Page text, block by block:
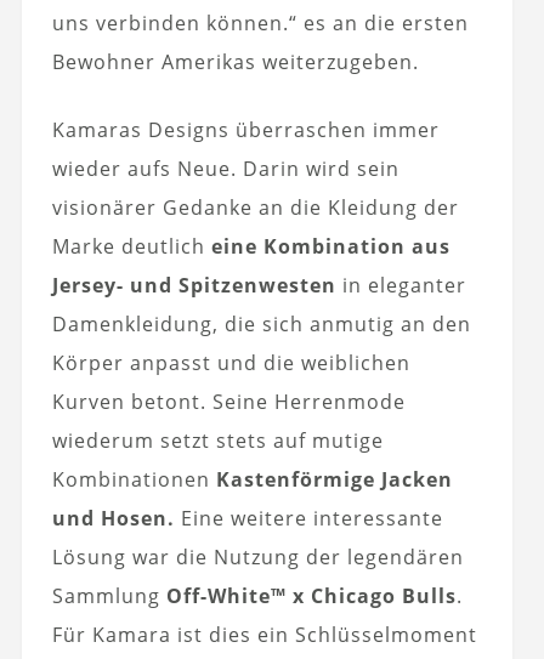
uns verbinden können.“ es an die ersten
Bewohner Amerikas weiterzugeben.
Kamaras Designs überraschen immer
wieder aufs Neue. Darin wird sein
visionärer Gedanke an die Kleidung der
Marke deutlich eine Kombination aus
Jersey- und Spitzenwesten in eleganter
Damenkleidung, die sich anmutig an den
Körper anpasst und die weiblichen
Kurven betont. Seine Herrenmode
wiederum setzt stets auf mutige
Kombinationen Kastenförmige Jacken
und Hosen. Eine weitere interessante
Lösung war die Nutzung der legendären
Sammlung Off-White™ x Chicago Bulls.
Für Kamara ist dies ein Schlüsselmoment